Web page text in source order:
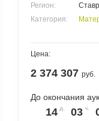
Регион:
Категория:
Цена:
2 374 307 руб.
До окончания
14 03